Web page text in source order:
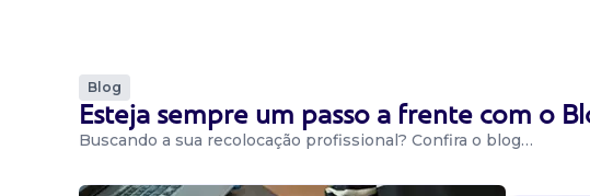
Blog
Esteja sempre um passo a frente com o
Buscando a sua recolocação profissional? Confira o blog…